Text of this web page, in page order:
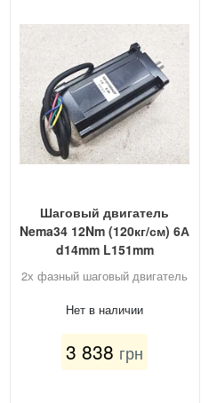
Шаговый двигатель
Nema34 12Nm (120кг/см) 6А
d14mm L151mm
2х фазный шаговый двигатель
Нет в наличии
3 838 грн